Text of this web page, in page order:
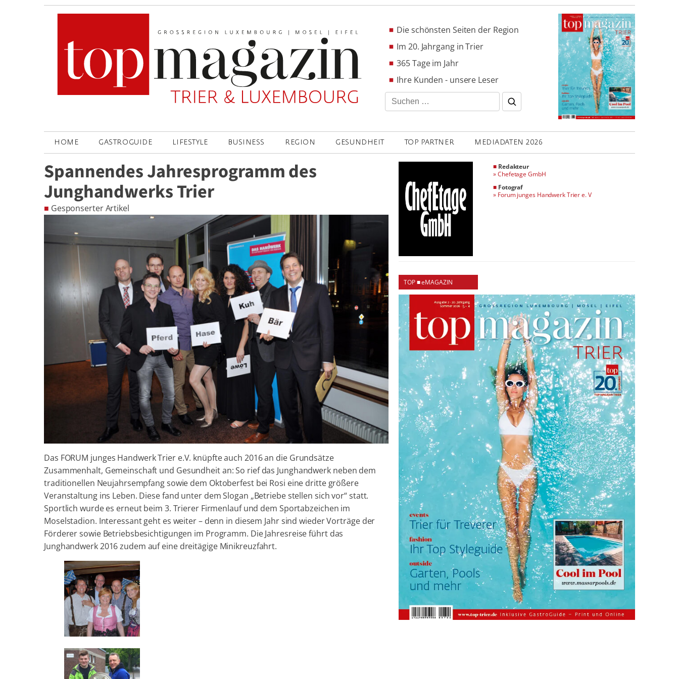
Die schönsten Seiten der Region
Im 20. Jahrgang in Trier
365 Tage im Jahr
Ihre Kunden - unsere Leser
Suchen
nach:
HOME GASTROGUIDE LIFESTYLE BUSINESS REGION GESUNDHEIT TOP PARTNER MEDIADATEN 2026
Spannendes Jahresprogramm des
Junghandwerks Trier
■ Gesponserter Artikel
Das FORUM junges Handwerk Trier e.V. knüpfte auch 2016 an die Grundsätze
Zusammenhalt, Gemeinschaft und Gesundheit an: So rief das Junghandwerk neben dem
traditionellen Neujahrsempfang sowie dem Oktoberfest bei Rosi eine dritte größere
Veranstaltung ins Leben. Diese fand unter dem Slogan „Betriebe stellen sich vor“ statt.
Sportlich wurde es erneut beim 3. Trierer Firmenlauf und dem Sportabzeichen im
Moselstadion. Interessant geht es weiter – denn in diesem Jahr sind wieder Vorträge der
Förderer sowie Betriebsbesichtigungen im Programm. Die Jahresreise führt das
Junghandwerk 2016 zudem auf eine dreitägige Minikreuzfahrt.
■ Redakteur
»Chefetage GmbH
■ Fotograf
» Forum junges Handwerk Trier e. V
TOP ■ eMAGAZIN